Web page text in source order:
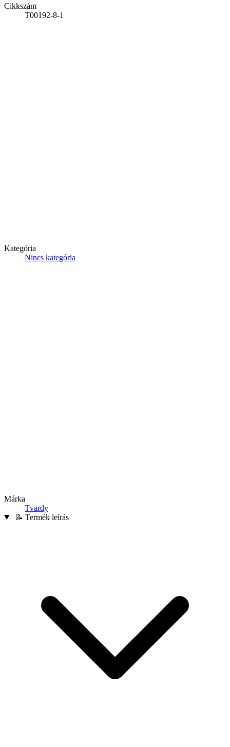
Cikkszám
T00192-8-1
Kategória
Nincs kategória
Márka
Tvardy
📝 Termék leírás